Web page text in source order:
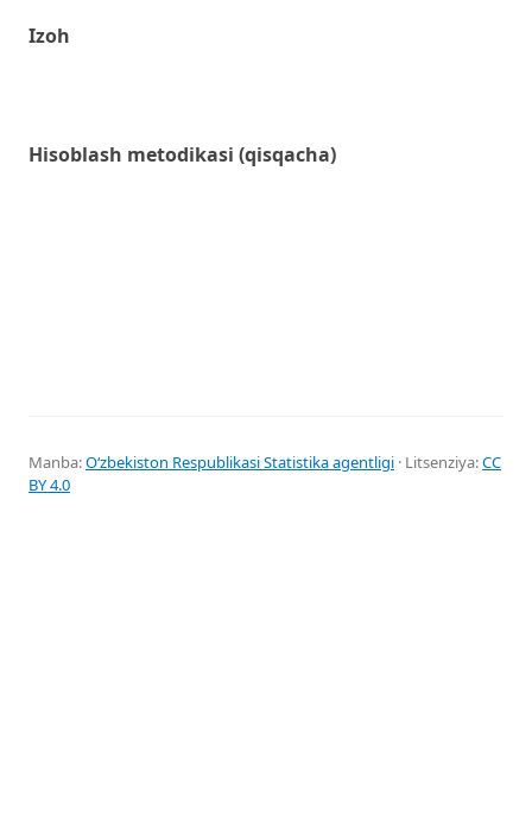
Izoh
Hisoblash metodikasi (qisqacha)
Manba:Oʻzbekiston Respublikasi Statistika agentligi · Litsenziya:CC
BY 4.0